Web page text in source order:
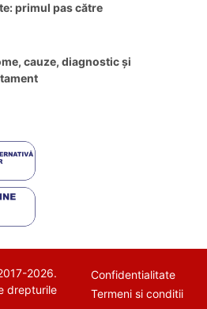
primul pas către
cauze, diagnostic și
2026.
drepturile
Confidentialitate
Termeni si conditii